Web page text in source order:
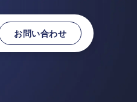
お問い合わせ